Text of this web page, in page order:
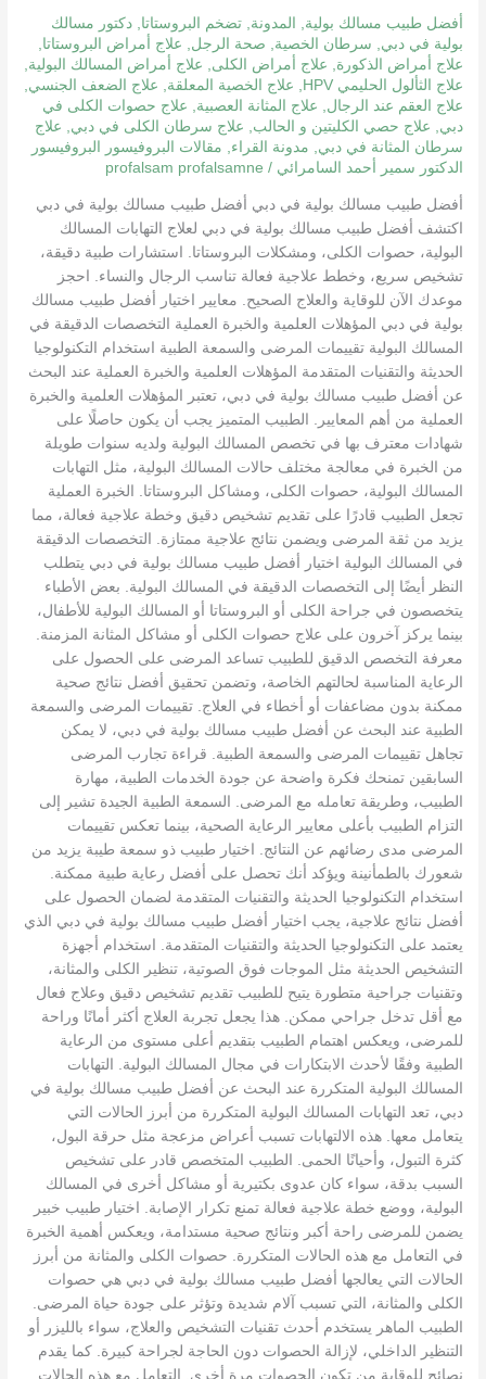
أفضل طبيب مسالك بولية, المدونة,تضخم البروستاتا,دكتور مسالك
بولية في دبي, سرطان الخصية, صحة الرجل, علاج أمراض البروستاتا,
علاج أمراض الذكورة, علاج أمراض الكلى, علاج أمراض المسالك البولية,
علاج الثألول الحليمي HPV
, علاج الخصية المعلقة, علاج الضعف الجنسي,
علاج العقم عند الرجال, علاج المثانة العصبية, علاج حصوات الكلى في
دبي, علاج حصي الكليتين و الحالب, علاج سرطان الكلى في دبي, علاج
سرطان المثانة في دبي, مدونة القراء, مقالات البروفيسور البروفيسور
الدكتور سمير أحمد السامرائي /
profalsam profalsamne
أفضل طبيب مسالك بولية في دبي أفضل طبيب مسالك بولية في دبي
اكتشف أفضل طبيب مسالك بولية في دبي لعلاج التهابات المسالك
البولية، حصوات الكلى، ومشكلات البروستاتا. استشارات طبية دقيقة،
تشخيص سريع، وخطط علاجية فعالة تناسب الرجال والنساء. احجز
موعدك الآن للوقاية والعلاج الصحيح. معايير اختيار أفضل طبيب مسالك
بولية في دبي المؤهلات العلمية والخبرة العملية التخصصات الدقيقة في
المسالك البولية تقييمات المرضى والسمعة الطبية استخدام التكنولوجيا
الحديثة والتقنيات المتقدمة المؤهلات العلمية والخبرة العملية عند البحث
عن أفضل طبيب مسالك بولية في دبي، تعتبر المؤهلات العلمية والخبرة
العملية من أهم المعايير. الطبيب المتميز يجب أن يكون حاصلًا على
شهادات معترف بها في تخصص المسالك البولية ولديه سنوات طويلة
من الخبرة في معالجة مختلف حالات المسالك البولية، مثل التهابات
المسالك البولية، حصوات الكلى، ومشاكل البروستاتا. الخبرة العملية
تجعل الطبيب قادرًا على تقديم تشخيص دقيق وخطة علاجية فعالة، مما
يزيد من ثقة المرضى ويضمن نتائج علاجية ممتازة. التخصصات الدقيقة
في المسالك البولية اختيار أفضل طبيب مسالك بولية في دبي يتطلب
النظر أيضًا إلى التخصصات الدقيقة في المسالك البولية. بعض الأطباء
يتخصصون في جراحة الكلى أو البروستاتا أو المسالك البولية للأطفال،
بينما يركز آخرون على علاج حصوات الكلى أو مشاكل المثانة المزمنة.
معرفة التخصص الدقيق للطبيب تساعد المرضى على الحصول على
الرعاية المناسبة لحالتهم الخاصة، وتضمن تحقيق أفضل نتائج صحية
ممكنة بدون مضاعفات أو أخطاء في العلاج. تقييمات المرضى والسمعة
الطبية عند البحث عن أفضل طبيب مسالك بولية في دبي، لا يمكن
تجاهل تقييمات المرضى والسمعة الطبية. قراءة تجارب المرضى
السابقين تمنحك فكرة واضحة عن جودة الخدمات الطبية، مهارة
الطبيب، وطريقة تعامله مع المرضى. السمعة الطبية الجيدة تشير إلى
التزام الطبيب بأعلى معايير الرعاية الصحية، بينما تعكس تقييمات
المرضى مدى رضائهم عن النتائج. اختيار طبيب ذو سمعة طيبة يزيد من
شعورك بالطمأنينة ويؤكد أنك تحصل على أفضل رعاية طبية ممكنة.
استخدام التكنولوجيا الحديثة والتقنيات المتقدمة لضمان الحصول على
أفضل نتائج علاجية، يجب اختيار أفضل طبيب مسالك بولية في دبي الذي
يعتمد على التكنولوجيا الحديثة والتقنيات المتقدمة. استخدام أجهزة
التشخيص الحديثة مثل الموجات فوق الصوتية، تنظير الكلى والمثانة،
وتقنيات جراحية متطورة يتيح للطبيب تقديم تشخيص دقيق وعلاج فعال
مع أقل تدخل جراحي ممكن. هذا يجعل تجربة العلاج أكثر أمانًا وراحة
للمرضى، ويعكس اهتمام الطبيب بتقديم أعلى مستوى من الرعاية
الطبية وفقًا لأحدث الابتكارات في مجال المسالك البولية. التهابات
المسالك البولية المتكررة عند البحث عن أفضل طبيب مسالك بولية في
دبي، تعد التهابات المسالك البولية المتكررة من أبرز الحالات التي
يتعامل معها. هذه الالتهابات تسبب أعراض مزعجة مثل حرقة البول،
كثرة التبول، وأحيانًا الحمى. الطبيب المتخصص قادر على تشخيص
السبب بدقة، سواء كان عدوى بكتيرية أو مشاكل أخرى في المسالك
البولية، ووضع خطة علاجية فعالة تمنع تكرار الإصابة. اختيار طبيب خبير
يضمن للمرضى راحة أكبر ونتائج صحية مستدامة، ويعكس أهمية الخبرة
في التعامل مع هذه الحالات المتكررة. حصوات الكلى والمثانة من أبرز
الحالات التي يعالجها أفضل طبيب مسالك بولية في دبي هي حصوات
الكلى والمثانة، التي تسبب آلام شديدة وتؤثر على جودة حياة المرضى.
الطبيب الماهر يستخدم أحدث تقنيات التشخيص والعلاج، سواء بالليزر أو
التنظير الداخلي، لإزالة الحصوات دون الحاجة لجراحة كبيرة. كما يقدم
نصائح للوقاية من تكون الحصوات مرة أخرى. التعامل مع هذه الحالات